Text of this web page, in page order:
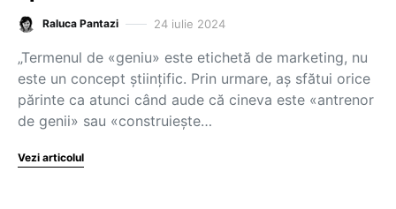
Raluca Pantazi 24 iulie 2024
„Termenul de «geniu» este etichetă de marketing, nu
este un concept științific. Prin urmare, aș sfătui orice
părinte ca atunci când aude că cineva este «antrenor
de genii» sau «construiește…
Vezi articolul